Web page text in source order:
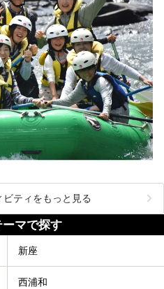
ティをもっと見る
マで探す
新座
西浦和